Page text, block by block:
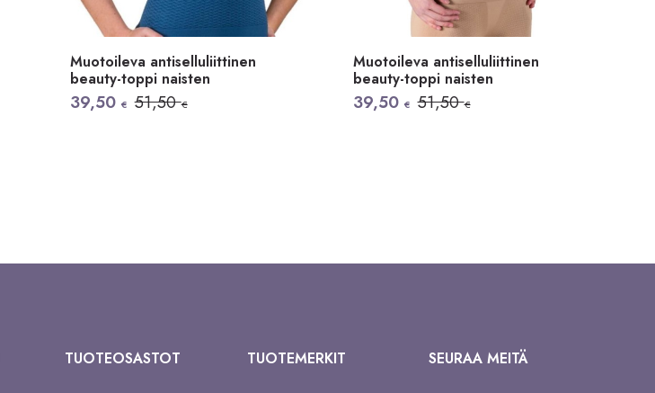
Muotoileva antiselluliittinen
beauty-toppi naisten
51,50€
Alkuperäinen
hinta
39,50 €
Nykyinen
hinta
Muotoileva antiselluliittinen
beauty-toppi naisten
51,50€
Alkuperäinen
hinta
39,50 €
Nykyinen
hinta
TUOTEOSASTOT TUOTEMERKIT SEURAA MEITÄ